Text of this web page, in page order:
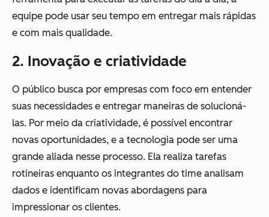
equipe pode usar seu tempo em entregar mais rápidas
e com mais qualidade.
2. Inovação e criatividade
O público busca por empresas com foco em entender
suas necessidades e entregar maneiras de solucioná-
las. Por meio da criatividade, é possível encontrar
novas oportunidades, e a tecnologia pode ser uma
grande aliada nesse processo. Ela realiza tarefas
rotineiras enquanto os integrantes do time analisam
dados e identificam novas abordagens para
impressionar os clientes.